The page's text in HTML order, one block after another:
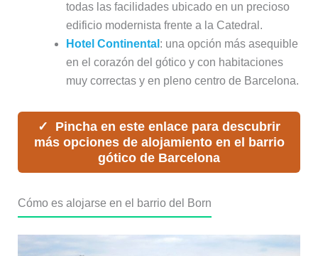
todas las facilidades ubicado en un precioso
edificio modernista frente a la Catedral.
Hotel Continental : una opción más asequible
en el corazón del gótico y con habitaciones
muy correctas y en pleno centro de Barcelona.
Pincha en este enlace para descubrir
más opciones de alojamiento en el barrio
gótico de Barcelona
Cómo es alojarse en el barrio del Born